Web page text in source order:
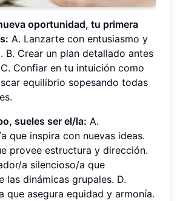
oportunidad, tu primera
A. Lanzarte con entusiasmo y
B. Crear un plan detallado antes
Confiar en tu intuición como
equilibrio sopesando todas
sueles ser el/la: A.
que inspira con nuevas ideas.
provee estructura y dirección.
a silencioso/a que
las dinámicas grupales. D.
que asegura equidad y armonía.